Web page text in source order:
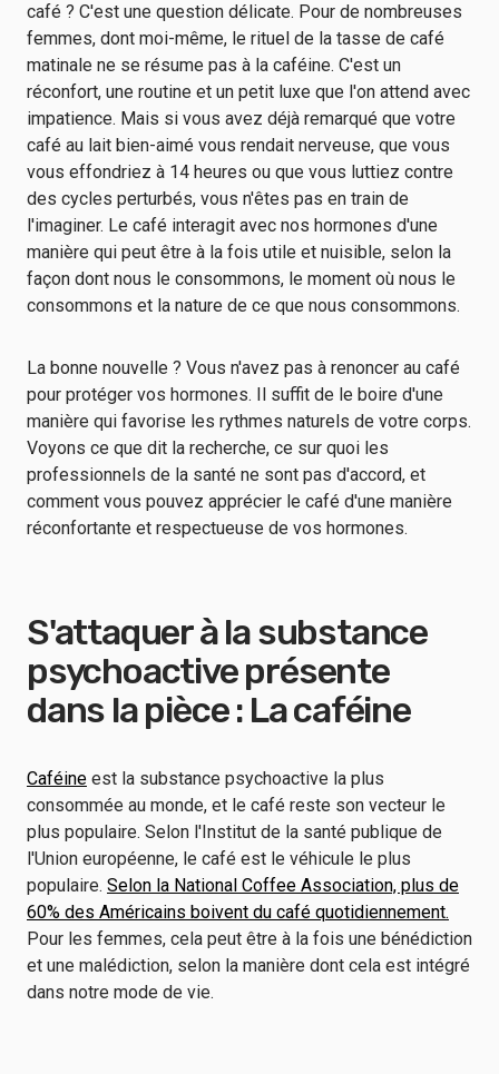
café ? C'est une question délicate. Pour de nombreuses
femmes, dont moi-même, le rituel de la tasse de café
matinale ne se résume pas à la caféine. C'est un
réconfort, une routine et un petit luxe que l'on attend avec
impatience. Mais si vous avez déjà remarqué que votre
café au lait bien-aimé vous rendait nerveuse, que vous
vous effondriez à 14 heures ou que vous luttiez contre
des cycles perturbés, vous n'êtes pas en train de
l'imaginer. Le café interagit avec nos hormones d'une
manière qui peut être à la fois utile et nuisible, selon la
façon dont nous le consommons, le moment où nous le
consommons et la nature de ce que nous consommons.
La bonne nouvelle ? Vous n'avez pas à renoncer au café
pour protéger vos hormones. Il suffit de le boire d'une
manière qui favorise les rythmes naturels de votre corps.
Voyons ce que dit la recherche, ce sur quoi les
professionnels de la santé ne sont pas d'accord, et
comment vous pouvez apprécier le café d'une manière
réconfortante et respectueuse de vos hormones.
S'attaquer à la substance
psychoactive présente
dans la pièce : La caféine
Caféine est la substance psychoactive la plus
consommée au monde, et le café reste son vecteur le
plus populaire. Selon l'Institut de la santé publique de
l'Union européenne, le café est le véhicule le plus
populaire. Selon la National Coffee Association, plus de
60% des Américains boivent du café quotidiennement.
Pour les femmes, cela peut être à la fois une bénédiction
et une malédiction, selon la manière dont cela est intégré
dans notre mode de vie.